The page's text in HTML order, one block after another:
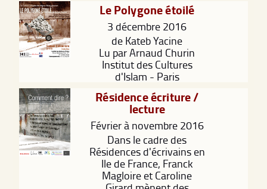
Le Polygone étoilé
3 décembre 2016
de Kateb Yacine
Lu par Arnaud Churin
Institut des Cultures
d'Islam - Paris
Résidence écriture /
lecture
Février à novembre 2016
Dans le cadre des
Résidences d'écrivains en
Ile de France, Franck
Magloire et Caroline